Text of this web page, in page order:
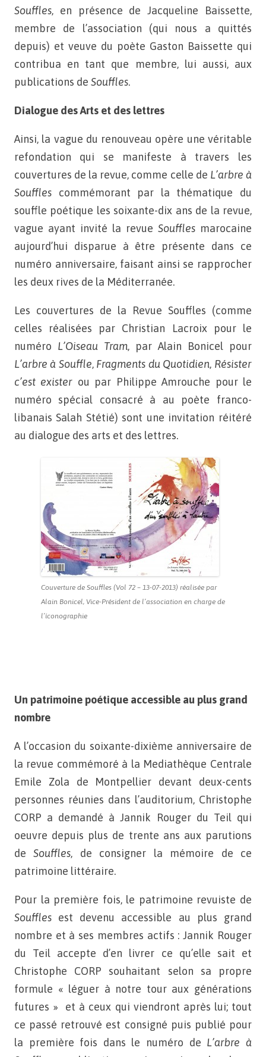
Souffles, en présence de Jacqueline Baissette,
membre de l’association (qui nous a quittés
depuis) et veuve du poète Gaston Baissette qui
contribua en tant que membre, lui aussi, aux
publications de Souffles.
Dialogue des Arts et des lettres
Ainsi, la vague du renouveau opère une véritable
refondation qui se manifeste à travers les
couvertures de la revue, comme celle de L’arbre à
Souffles commémorant par la thématique du
souffle poétique les soixante-dix ans de la revue,
vague ayant invité la revue Souffles marocaine
aujourd’hui disparue à être présente dans ce
numéro anniversaire, faisant ainsi se rapprocher
les deux rives de la Méditerranée.
Les couvertures de la Revue Souffles (comme
celles réalisées par Christian Lacroix pour le
numéro L’Oiseau Tram, par Alain Bonicel pour
L’arbre à Souffle, Fragments du Quotidien, Résister
c’est exister ou par Philippe Amrouche pour le
numéro spécial consacré à au poète franco-
libanais Salah Stétié) sont une invitation réitéré
au dialogue des arts et des lettres.
Couverture de Souffles (Vol 72 – 13-07-2013) réalisée par
Alain Bonicel, Vice-Président de l’association en charge de
l’íconographie
Un patrimoine poétique accessible au plus grand
nombre
A l’occasion du soixante-dixième anniversaire de
la revue commémoré à la Mediathèque Centrale
Emile Zola de Montpellier devant deux-cents
personnes réunies dans l’auditorium, Christophe
CORP a demandé à Jannik Rouger du Teil qui
oeuvre depuis plus de trente ans aux parutions
deSouffles, de consigner la mémoire de ce
patrimoine littéraire.
Pour la première fois, le patrimoine revuiste de
Souffles est devenu accessible au plus grand
nombre et à ses membres actifs : Jannik Rouger
du Teil accepte d’en livrer ce qu’elle sait et
Christophe CORP souhaitant selon sa propre
formule « léguer à notre tour aux générations
futures » et à ceux qui viendront après lui; tout
ce passé retrouvé est consigné puis publié pour
la première fois dans le numéro de L’arbre à